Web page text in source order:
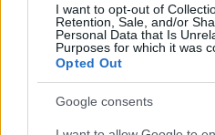
I want to opt-out of
Retention, Sale, and/or
Personal Data that Is
Purposes for which it was
Opted Out
Google consents
B2B NEWS